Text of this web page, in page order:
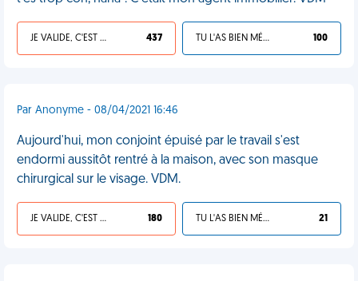
JE VALIDE, C'EST UNE VDM 437 TU L'AS BIEN MÉRITÉ 100
Par Anonyme - 08/04/2021 16:46
Aujourd'hui, mon conjoint épuisé par le travail s'est
endormi aussitôt rentré à la maison, avec son masque
chirurgical sur le visage. VDM.
JE VALIDE, C'EST UNE VDM 180 TU L'AS BIEN MÉRITÉ 21